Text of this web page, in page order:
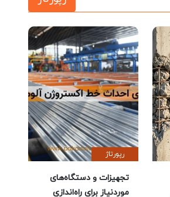
رپورتاژ
تجهیزات و دستگاه‌های
موردنیاز برای راه‌اندازی